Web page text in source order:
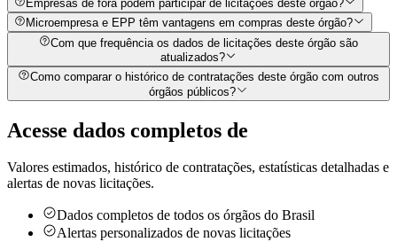
Empresas de fora podem participar de licitações deste órgão?
Microempresa e EPP têm vantagens em compras deste órgão?
Com que frequência os dados de licitações deste órgão são
atualizados?
Como comparar o histórico de contratações deste órgão com outros
órgãos públicos?
Acesse dados completos de
Valores estimados, histórico de contratações, estatísticas detalhadas e
alertas de novas licitações.
Dados completos de todos os órgãos do Brasil
Alertas personalizados de novas licitações